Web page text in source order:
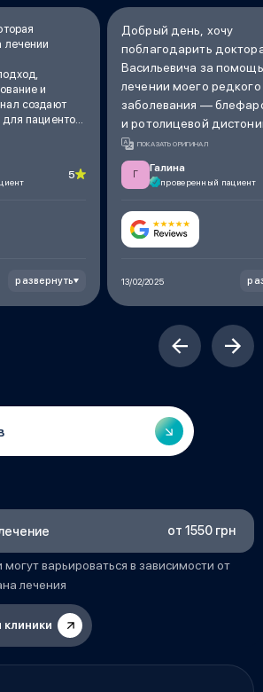
лечении
и
создают
пациентов.
жизни
всем, кто
5
развернуть
Добрый день, хочу
поблагодарить
Васильевича за
лечении моего редкого
заболевания —
и ротолицевой
сделали инъекции
дозе 100 единиц, и
третий день я начала
напряжение спало
жевательных мышц и
процедуры я не могла
сжималось, поэтому я
рекомендую эту
доктора Вадима
который внимательно
ПОКАЗАТЬ ОРИГИНАЛ
Г
Галина
проверенный пациент
13/02/2025
от 1550 грн
варьироваться в зависимости от
лечения
клиники